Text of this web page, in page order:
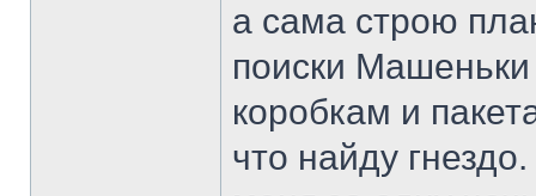
а сама строю
поиски
коробкам и
что найду